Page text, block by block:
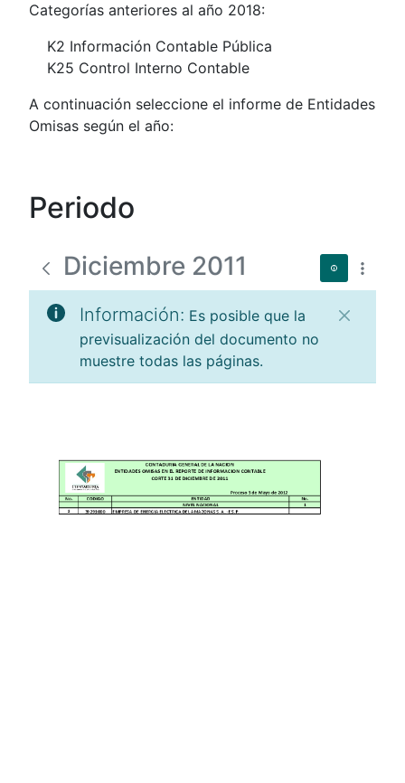
Categorías anteriores al año 2018:
K2 Información Contable Pública
K25 Control Interno Contable
A continuación seleccione el informe de Entidades
Omisas según el año:
Periodo
Diciembre 2011
Información: Es posible que la
previsualización del documento no
muestre todas las páginas.